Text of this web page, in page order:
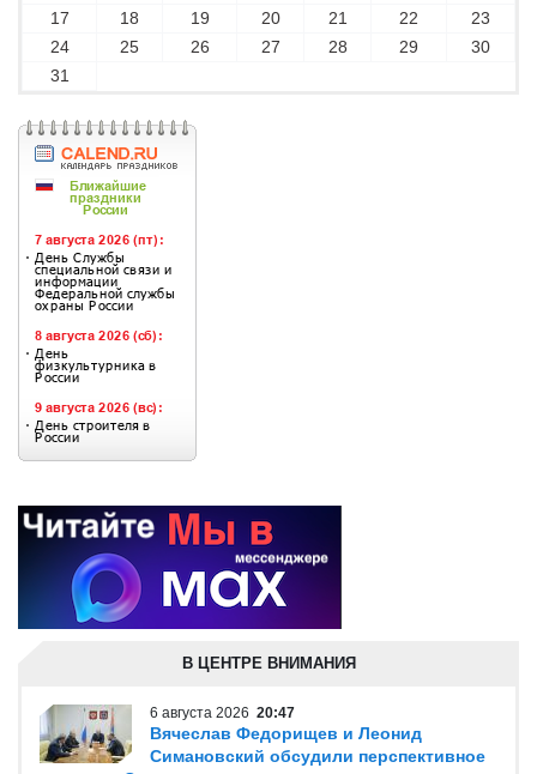
17
18 19 20 21 22
23
24
25 26 27 28 29
30
31
В ЦЕНТРЕ ВНИМАНИЯ
6 августа 2026 20:47
Вячеслав Федорищев и Леонид
Симановский обсудили перспективное